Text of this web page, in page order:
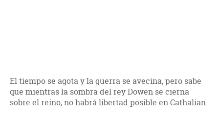
El tiempo se agota y la guerra se avecina, pero sabe
que mientras la sombra del rey Dowen se cierna
sobre el reino, no habrá libertad posible en Cathalian.